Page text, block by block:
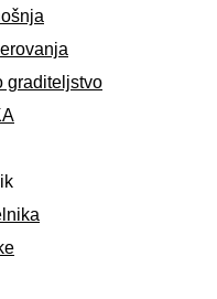
graditeljstvo